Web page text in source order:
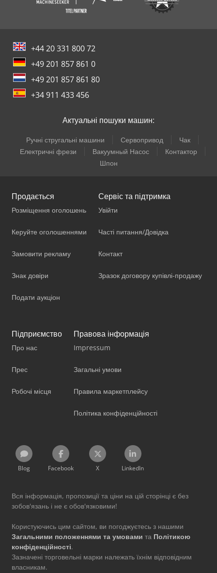
+44 20 331 800 72
+49 201 857 861 0
+49 201 857 861 80
+34 911 433 456
Актуальні пошуки машин:
Ручні стругальні машини Сервопривод
Чак
Електричні фрези
Вакуумный Насос
Контактор
Шпон
Продається
Розміщення оголошень
Керуйте оголошеннями
Замовити рекламу
Знак довіри
Подати аукціон
Сервіс та підтримка
Увійти
Часті питання/Довідка
Контакт
Зразок договору купівлі-продажу
Підприємство
Про нас
Прес
Робочі місця
Правова інформація
Impressum
Загальні умови
Правила маркетплейсу
Політика конфіденційності
Blog Facebook X LinkedIn
Вся інформація, пропозиції та ціни на цій сторінці є без
зобов'язань і не є обов'язковими!
Користуючись цим сайтом, ви погоджуєтесь з нашими
Загальними положеннями та умовами та Політикою
конфіденційності.
Зазначені торговельні марки належать їхнім відповідним
власникам.